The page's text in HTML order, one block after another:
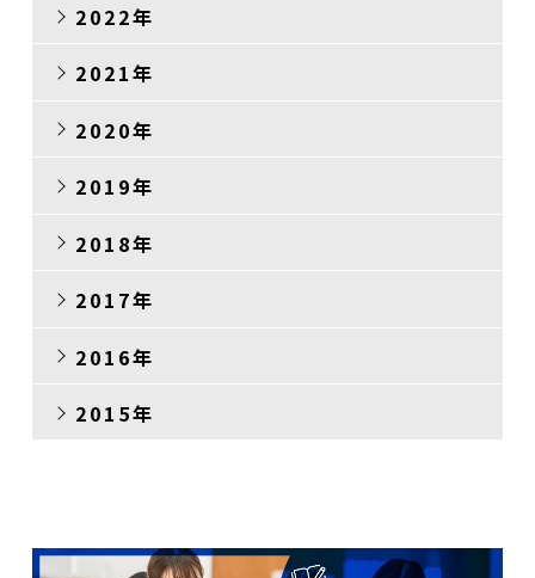
2022年
2021年
2020年
2019年
2018年
2017年
2016年
2015年